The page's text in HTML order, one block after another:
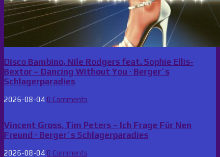
Disco Bambino, Nile Rodgers feat. Sophie Ellis-
Bextor – Dancing Without You · Berger´s
Schlagerparadies
2026-08-04 0 Comments
Vincent Gross, Tim Peters – Ich Frage Für Nen
Freund · Berger´s Schlagerparadies
2026-08-04 0 Comments